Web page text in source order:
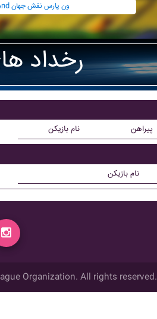
بازی های گذشته And ون پارس نقش جهان
رخداد
نام بازیکن پیراهن
نام بازیکن
Organization. All rights reserved.